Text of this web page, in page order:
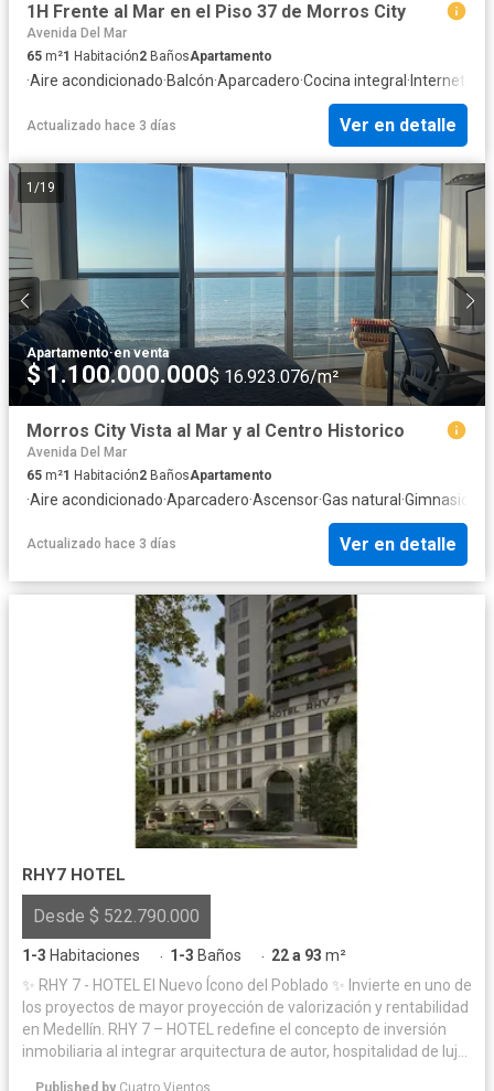
1H Frente al Mar en el Piso 37 de Morros City
Avenida Del Mar
65 m²1 Habitación2 BañosApartamento
·Aire acondicionado·Balcón·Aparcadero·Cocina integral · Internet
Actualizado hace 3 días Ver en detalle
1 /19
Apartamento·en venta
$ 1.100.000.000$ 16.923.076/m²
Morros City Vista al Mar y al Centro Historico
Avenida Del Mar
65 m²1 Habitación2 BañosApartamento
·Aire acondicionado·Aparcadero·Ascensor·Gas natural·Gimnasio
Actualizado hace 3 días Ver en detalle
RHY7 HOTEL
Desde $ 522.790.000
1-3 Habitaciones · 1-3 Baños · 22 a 93 m²
✨ RHY 7 - HOTEL El Nuevo Ícono del Poblado ✨ Invierte en uno de
los proyectos de mayor proyección de valorización y rentabilidad
en Medellín. RHY 7 – HOTEL redefine el concepto de inversión
inmobiliaria al integrar arquitectura de autor, hospitalidad de lujo